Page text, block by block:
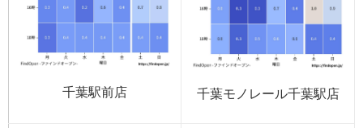
千葉駅前店 千葉モノレール千葉駅店